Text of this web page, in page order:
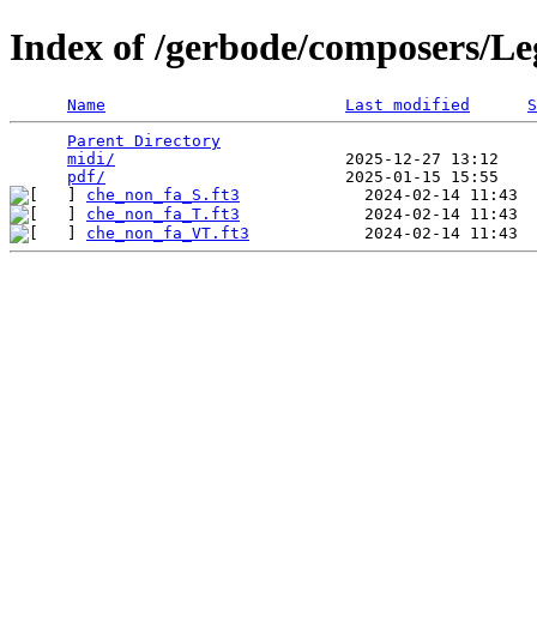
Index of /gerbode/composers/
Name Last modified
Parent Directory
midi/
2025-12-27 13:12
pdf/
che_non_fa_S.ft3
che_non_fa_T.ft3
che_non_fa_VT.ft3